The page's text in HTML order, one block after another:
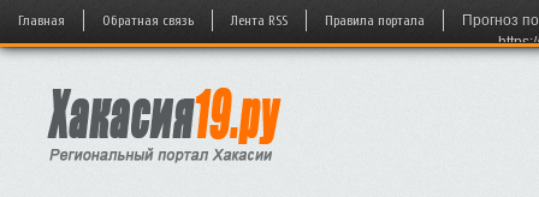
Главная Обратная связь Лента RSS Правила портала
Прогноз